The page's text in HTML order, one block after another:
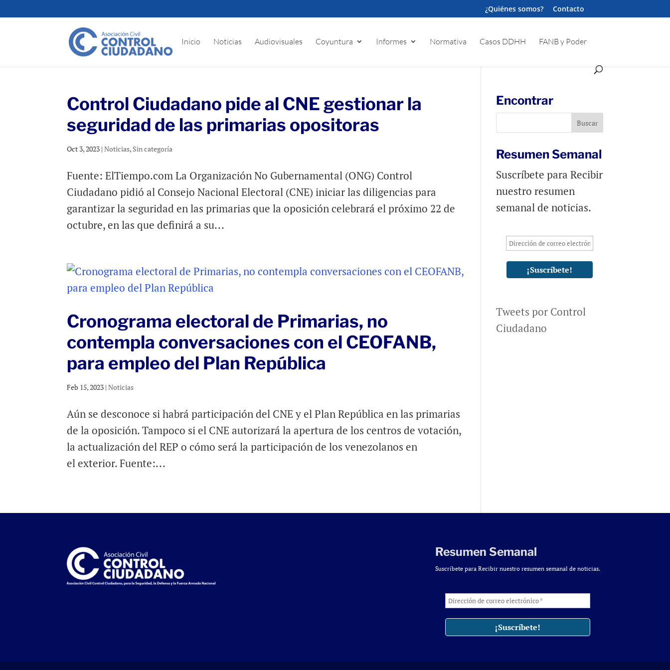
¿Quiénes somos? Contacto
Inicio Noticias Audiovisuales Coyuntura Informes Normativa Casos DDHH FANB y Poder
Control Ciudadano pide al CNE gestionar la
seguridad de las primarias opositoras
Oct 3, 2023 |Noticias, Sin categoría
Fuente: ElTiempo.com La Organización No Gubernamental (ONG) Control
Ciudadano pidió al Consejo Nacional Electoral (CNE) iniciar las diligencias para
garantizar la seguridad en las primarias que la oposición celebrará el próximo 22 de
octubre, en las que definirá a su...
Cronograma electoral de Primarias, no
contempla conversaciones con el CEOFANB,
para empleo del Plan República
Feb 15, 2023 |Noticias
Aún se desconoce si habrá participación del CNE y el Plan República en las primarias
de la oposición. Tampoco si el CNE autorizará la apertura de los centros de votación,
la actualización del REP o cómo será la participación de los venezolanos en
el exterior. Fuente:...
Encontrar
Resumen Semanal
Suscríbete para Recibir
nuestro resumen
semanal de noticias.
Tweets por Control
Ciudadano
Resumen Semanal
Suscríbete para Recibir nuestro resumen semanal de noticias.